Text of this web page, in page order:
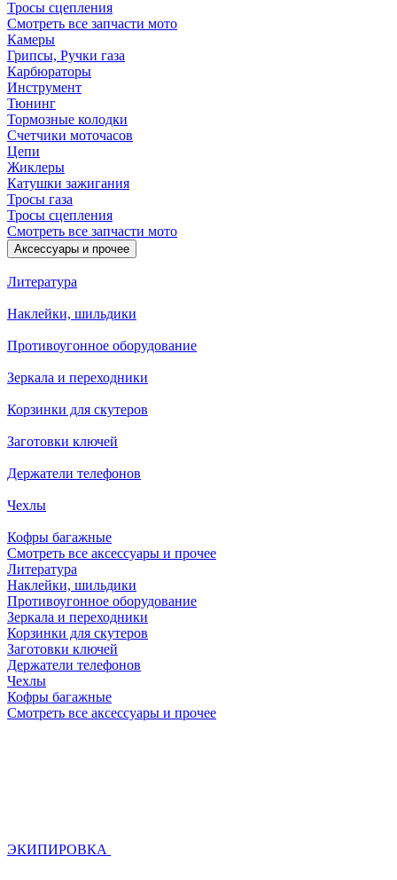
Тросы сцепления
Смотреть все запчасти мото
Камеры
Грипсы, Ручки газа
Карбюраторы
Инструмент
Тюнинг
Тормозные колодки
Счетчики моточасов
Цепи
Жиклеры
Катушки зажигания
Тросы газа
Тросы сцепления
Смотреть все запчасти мото
Аксессуары и прочее
Литература
Наклейки, шильдики
Противоугонное оборудование
Зеркала и переходники
Корзинки для скутеров
Заготовки ключей
Держатели телефонов
Чехлы
Кофры багажные
Смотреть все аксессуары и прочее
Литература
Наклейки, шильдики
Противоугонное оборудование
Зеркала и переходники
Корзинки для скутеров
Заготовки ключей
Держатели телефонов
Чехлы
Кофры багажные
Смотреть все аксессуары и прочее
ЭКИПИРОВКА